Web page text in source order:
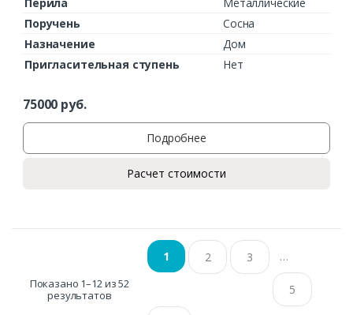
Поручень
Сосна
Назначение
Дом
Пригласительная ступень
Нет
75000 руб.
Подробнее
Расчет стоимости
Показано 1–12 из 52
результатов
1 2 3 …
5